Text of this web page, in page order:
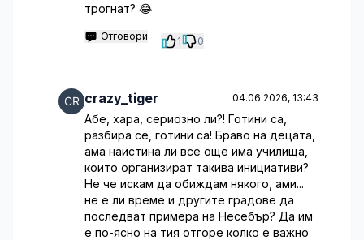
трогнат? 😂
Отговори 1 0
crazy_tiger 04.06.2026, 13:43
Абе, хара, сериозно ли?! Готини са,
разбира се, готини са! Браво на децата,
ама наистина ли все още има училища,
които организират такива инициативи?
Не че искам да обиждам някого, ами...
не е ли време и другите градове да
последват примера на Несебър? Да им
е по-ясно на тия отгоре колко е важно